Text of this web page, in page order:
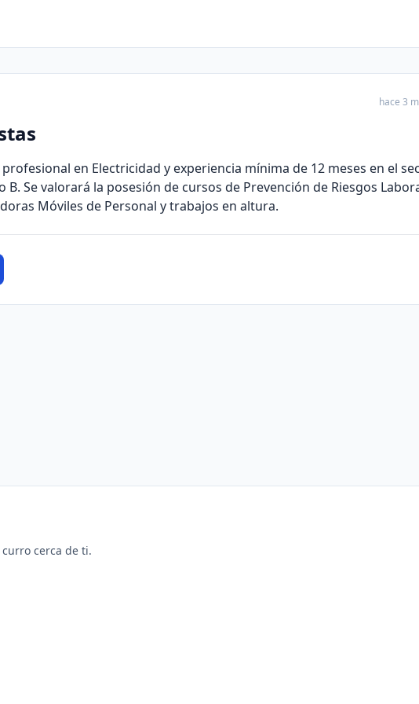
hace 3
en Electricidad y experiencia mínima de 12 meses en el
Se valorará la posesión de cursos de Prevención de Riesgos
Móviles de Personal y trabajos en altura.
cerca de ti.